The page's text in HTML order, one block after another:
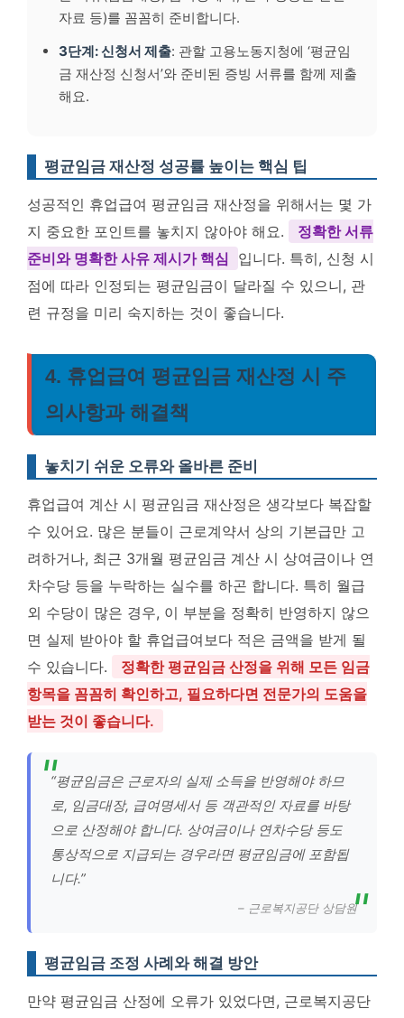
자료 등)를 꼼꼼히 준비합니다.
3단계: 신청서 제출: 관할 고용노동지청에 ‘평균임
금 재산정 신청서’와 준비된 증빙 서류를 함께 제출
해요.
평균임금 재산정 성공률 높이는 핵심 팁
성공적인 휴업급여 평균임금 재산정을 위해서는 몇 가
지 중요한 포인트를 놓치지 않아야 해요.
정확한 서류
준비와 명확한 사유 제시가 핵심
입니다. 특히, 신청 시
점에 따라 인정되는 평균임금이 달라질 수 있으니, 관
련 규정을 미리 숙지하는 것이 좋습니다.
4. 휴업급여 평균임금 재산정 시 주
의사항과 해결책
놓치기 쉬운 오류와 올바른 준비
휴업급여 계산 시 평균임금 재산정은 생각보다 복잡할
수 있어요. 많은 분들이 근로계약서 상의 기본급만 고
려하거나, 최근 3개월 평균임금 계산 시 상여금이나 연
차수당 등을 누락하는 실수를 하곤 합니다. 특히 월급
외 수당이 많은 경우, 이 부분을 정확히 반영하지 않으
면 실제 받아야 할 휴업급여보다 적은 금액을 받게 될
수 있습니다.
정확한 평균임금 산정을 위해 모든 임금
항목을 꼼꼼히 확인하고, 필요하다면 전문가의 도움을
받는 것이 좋습니다.
“평균임금은 근로자의 실제 소득을 반영해야 하므
로, 임금대장, 급여명세서 등 객관적인 자료를 바탕
으로 산정해야 합니다. 상여금이나 연차수당 등도
통상적으로 지급되는 경우라면 평균임금에 포함됩
니다.”
– 근로복지공단 상담원
평균임금 조정 사례와 해결 방안
만약 평균임금 산정에 오류가 있었다면, 근로복지공단